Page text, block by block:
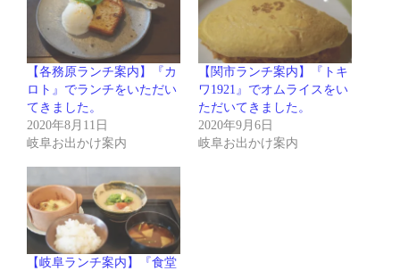
【各務原ランチ案内】『カ
ロト』でランチをいただい
てきました。
2020年8月11日
岐阜お出かけ案内
【関市ランチ案内】『トキ
ワ1921』でオムライスをい
ただいてきました。
2020年9月6日
岐阜お出かけ案内
【岐阜ランチ案内】『食堂